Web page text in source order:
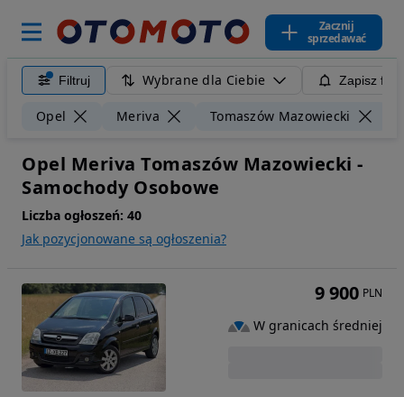
Zacznij
sprzedawać
Filtruj Wybrane dla Ciebie Zapisz
Opel Meriva Tomaszów Mazowiecki
Opel Meriva Tomaszów Mazowiecki -
Samochody Osobowe
Liczba ogłoszeń: 40
Jak pozycjonowane są ogłoszenia?
9 900 PLN
W granicach średniej